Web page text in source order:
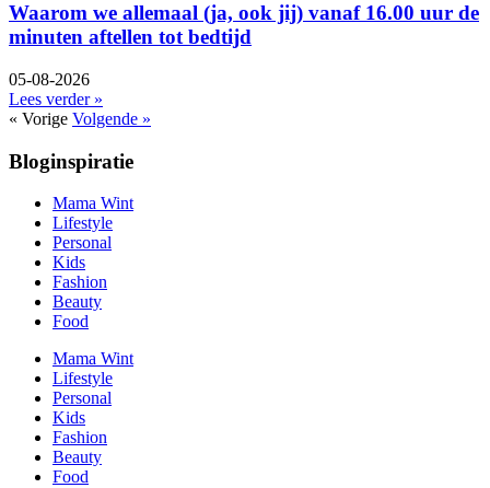
Waarom we allemaal (ja, ook jij) vanaf 16.00 uur de
minuten aftellen tot bedtijd
05-08-2026
Lees verder »
« Vorige Volgende »
Bloginspiratie
Mama Wint
Lifestyle
Personal
Kids
Fashion
Beauty
Food
Mama Wint
Lifestyle
Personal
Kids
Fashion
Beauty
Food